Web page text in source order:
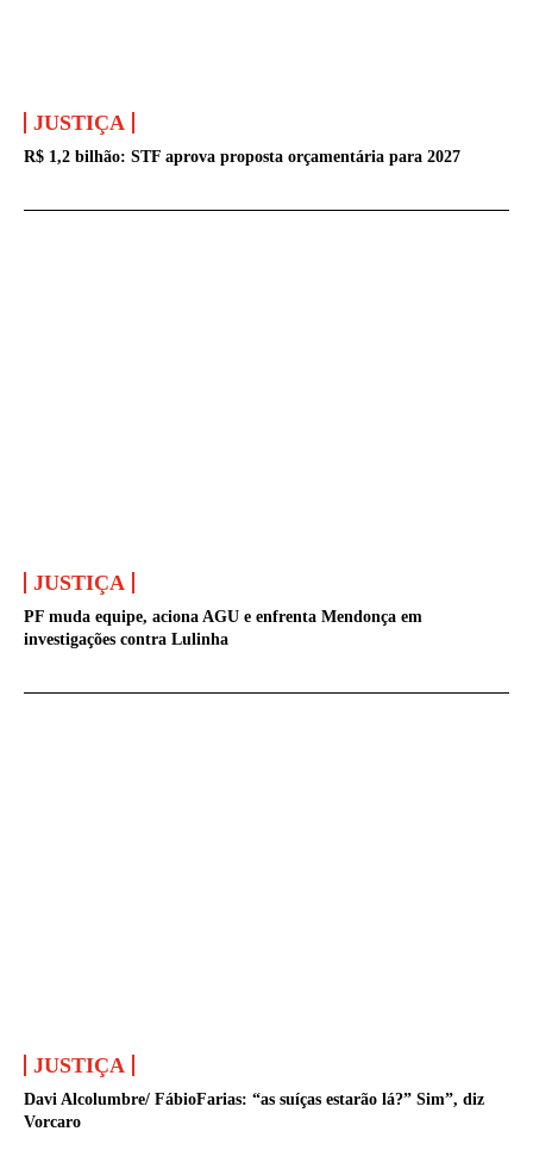
JUSTIÇA
R$ 1,2 bilhão: STF aprova proposta orçamentária para 2027
JUSTIÇA
PF muda equipe, aciona AGU e enfrenta Mendonça em
investigações contra Lulinha
JUSTIÇA
Davi Alcolumbre/ FábioFarias: “as suíças estarão lá?” Sim”, diz
Vorcaro